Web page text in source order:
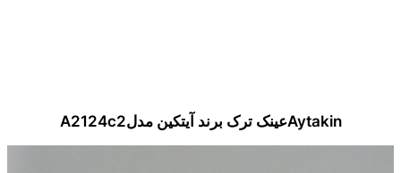
Aytakinعینک ترک برند آیتکین مدلA2124c2